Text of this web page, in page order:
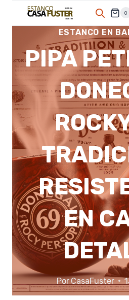
0
ESTANCO EN
PIPA
EN
PorCasaFuster